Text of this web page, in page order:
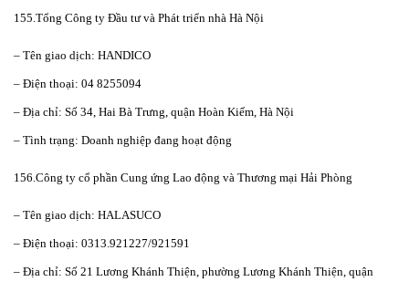
155.Tổng Công ty Đầu tư và Phát triển nhà Hà Nội
– Tên giao dịch: HANDICO
– Điện thoại: 04 8255094
– Địa chỉ: Số 34, Hai Bà Trưng, quận Hoàn Kiếm, Hà Nội
– Tình trạng: Doanh nghiệp đang hoạt động
156.Công ty cổ phần Cung ứng Lao động và Thương mại Hải Phòng
– Tên giao dịch: HALASUCO
– Điện thoại: 0313.921227/921591
– Địa chỉ: Số 21 Lương Khánh Thiện, phường Lương Khánh Thiện, quận